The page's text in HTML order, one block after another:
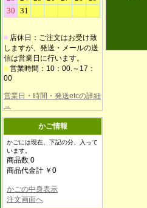
■ 店休日：ご注文はお受け致
しますが、発送・メールの送
信は営業日に行います。
■ 営業時間：10：00.～17：
00
営業日・時間・発送etcの詳細
→
かご情報
かごには現在、下記の分、入って
います。
商品数 0
商品代金計 ￥0
かごの中身表示
注文画面へ